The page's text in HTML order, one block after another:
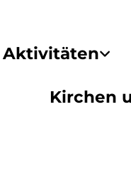
Aktivitäten
Kirchen